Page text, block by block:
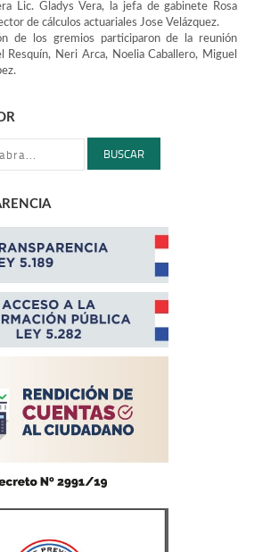
Lic. Gladys Vera, la jefa de gabinete Rosa
de cálculos actuariales Jose Velázquez.
de los gremios participaron de la reunión
Resquín, Neri Arca, Noelia Caballero, Miguel
BUSCAR